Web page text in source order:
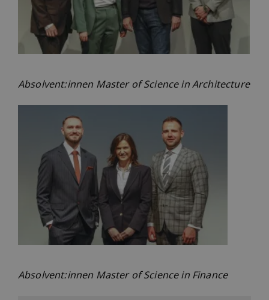
Absolvent:innen Master of Science in Architecture
Absolvent:innen Master of Science in Finance